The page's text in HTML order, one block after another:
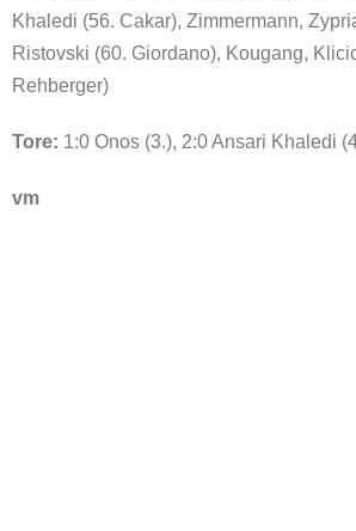
Khaledi (56. Cakar), Zimmermann,
Ristovski (60. Giordano), Kougang,
Rehberger)
Tore: 1:0 Onos (3.), 2:0 Ansari Khaledi
vm